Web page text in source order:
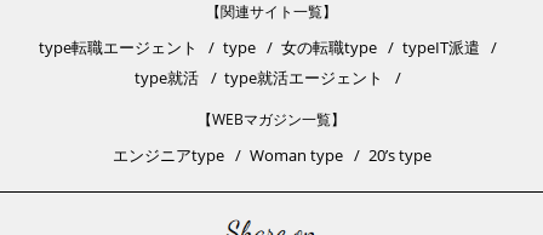
【関連サイト一覧】
type転職エージェント type 女の転職type
typeIT派遣
type就活
type就活エージェント
【WEBマガジン一覧】
エンジニアtype Woman type 20’s type